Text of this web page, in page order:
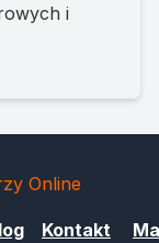
i
Online
Kontakt